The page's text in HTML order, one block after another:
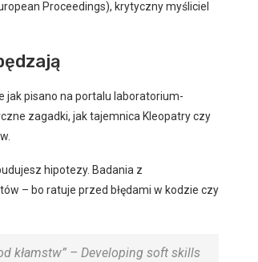
Proceedings), krytyczny myśliciel
jak pisano na portalu laboratorium-
zagadki, jak tajemnica Kleopatry czy
hipotezy. Badania z
– bo ratuje przed błędami w kodzie czy
kłamstw” – Developing soft skills